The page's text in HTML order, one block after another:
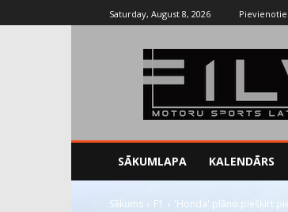
Saturday, August 8, 2026
SĀKUMLAPA KALENDĀRS
Sākums F1 'Honda' plāno piešķirt